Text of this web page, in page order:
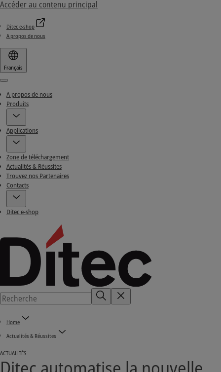
Accéder au contenu principal
Ditec e-shop
A propos de nous
Français
Menu
A propos de nous
Produits
Applications
Zone de téléchargement
Actualités & Réussites
Trouvez nos Partenaires
Contacts
Ditec e-shop
Home
Actualités & Réussites
ACTUALITÉS